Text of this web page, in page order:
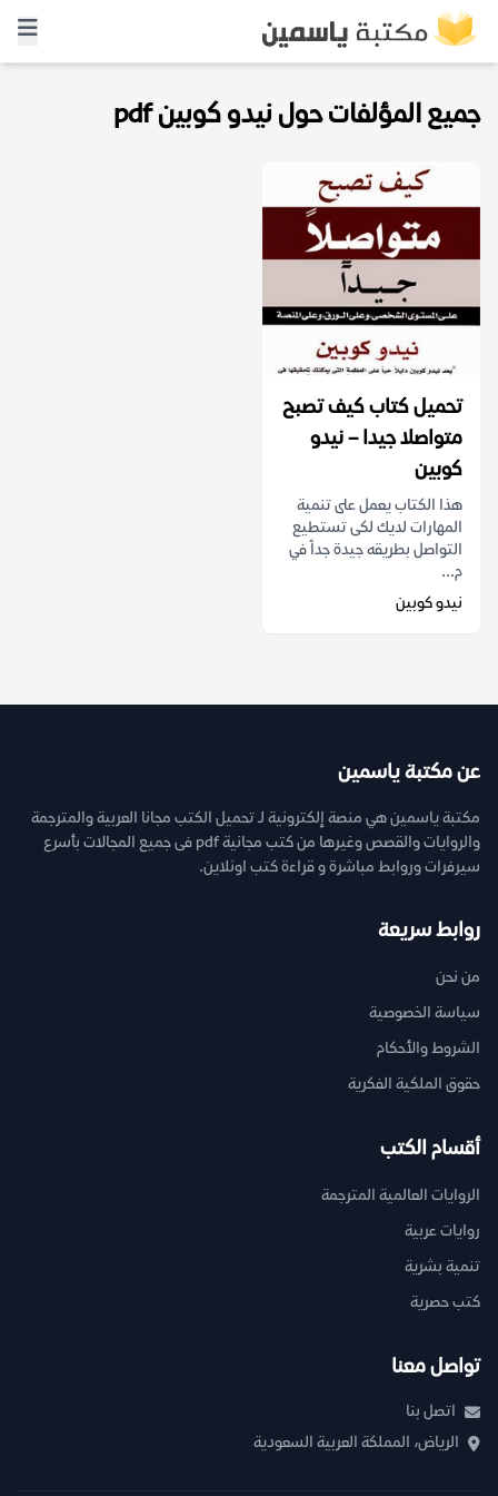
جميع المؤلفات حول نيدو كوبين pdf
تحميل كتاب كيف تصبح
متواصلا جيدا – نيدو
كوبين
هذا الكتاب يعمل على تنمية
المهارات لديك لكى تستطيع
التواصل بطريقه جيدة جداً في
م...
نيدو كوبين
عن مكتبة ياسمين
مكتبة ياسمين هي منصة إلكترونية لـ تحميل الكتب مجانا العربية والمترجمة
والروايات والقصص وغيرها من كتب مجانية pdf فى جميع المجالات بأسرع
سيرفرات وروابط مباشرة و قراءة كتب اونلاين.
روابط سريعة
من نحن
سياسة الخصوصية
الشروط والأحكام
حقوق الملكية الفكرية
أقسام الكتب
الروايات العالمية المترجمة
روايات عربية
تنمية بشرية
كتب حصرية
تواصل معنا
اتصل بنا
الرياض، المملكة العربية السعودية